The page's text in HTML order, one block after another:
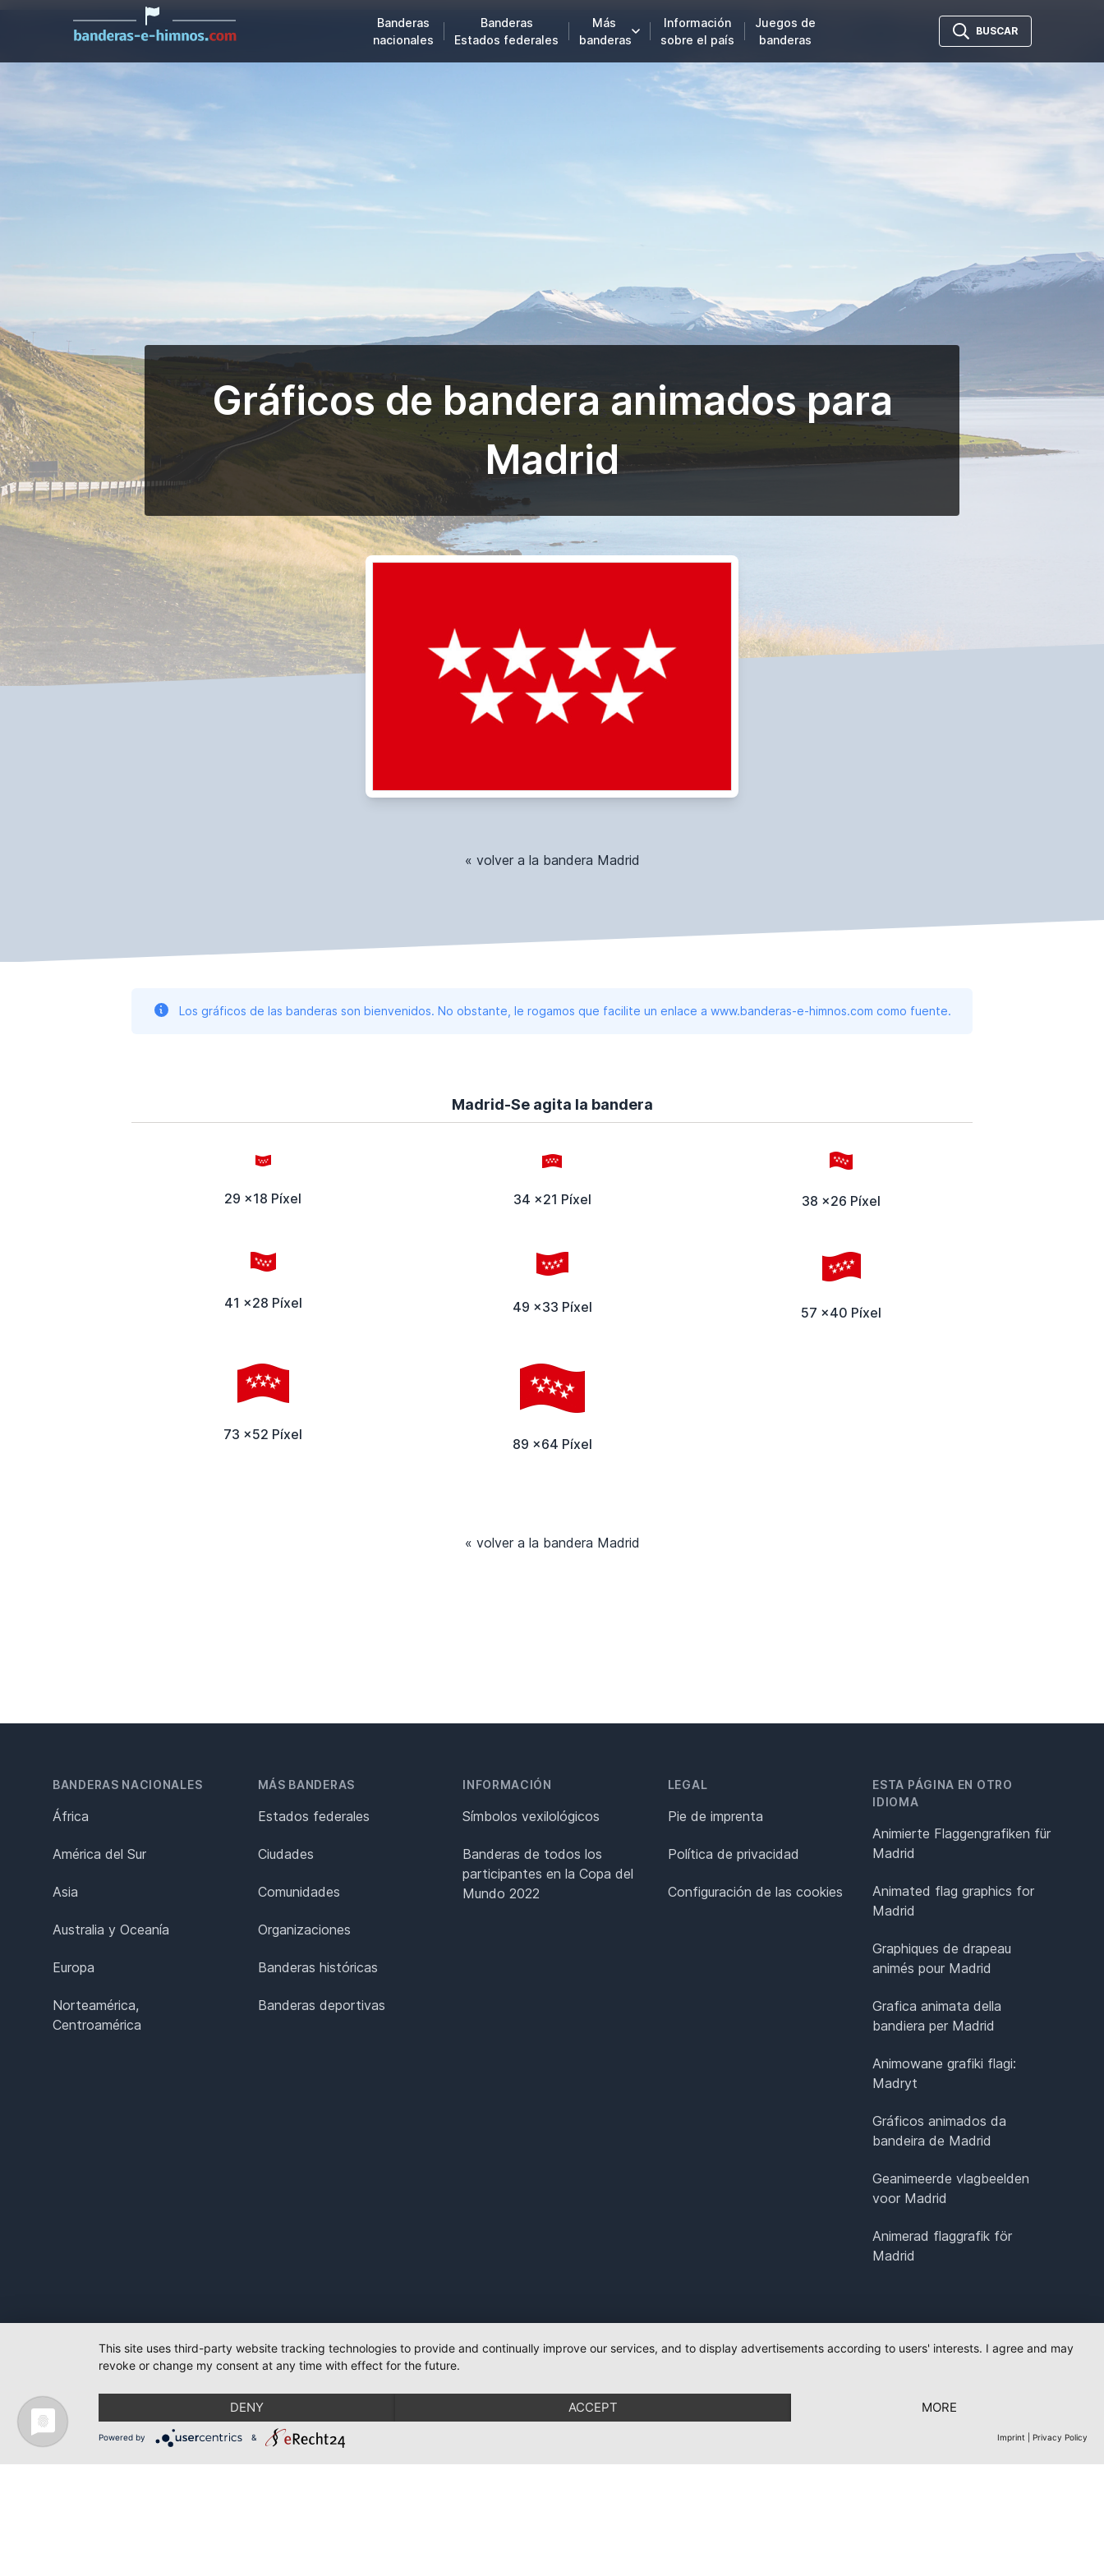
Banderas
nacionales
Banderas
Estados federales
Más
banderas
Información
sobre el país
Juegos de
banderas
BUSCAR
Gráficos de bandera animados para
Madrid
« volver a la bandera Madrid
Los gráficos de las banderas son bienvenidos. No obstante, le rogamos que facilite un enlace a www.banderas-e-himnos.com como fuente.
Madrid-Se agita la bandera
29 x18 Píxel 34 x21 Píxel 38 x26 Píxel
41 x28 Píxel 49 x33 Píxel 57 x40 Píxel
73 x52 Píxel
89 x64 Píxel
« volver a la bandera Madrid
BANDERAS NACIONALES
África
América del Sur
Asia
Australia y Oceanía
Europa
Norteamérica,
Centroamérica
MÁS BANDERAS
Estados federales
Ciudades
Comunidades
Organizaciones
Banderas históricas
Banderas deportivas
INFORMACIÓN
Símbolos vexilológicos
Banderas de todos los
participantes en la Copa del
Mundo 2022
LEGAL
Pie de imprenta
Política de privacidad
Configuración de las cookies
ESTA PÁGINA EN OTRO
IDIOMA
Animierte Flaggengrafiken für
Madrid
Animated flag graphics for
Madrid
Graphiques de drapeau
animés pour Madrid
Grafica animata della
bandiera per Madrid
Animowane grafiki flagi:
Madryt
Gráficos animados da
bandeira de Madrid
Geanimeerde vlagbeelden
voor Madrid
Animerad flaggrafik för
Madrid
This site uses third-party website tracking technologies to provide and continually improve our services, and to display advertisements according to users' interests. I agree and may
revoke or change my consent at any time with effect for the future.
DENY ACCEPT MORE
Powered by & Imprint Privacy Policy